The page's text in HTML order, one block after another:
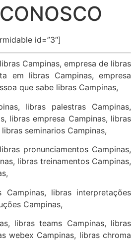
id=”3″]
Campinas, empresa de libras
em libras Campinas, empresa
que sabe libras Campinas,
libras palestras Campinas,
libras empresa Campinas, libras
seminarios Campinas,
pronunciamentos Campinas,
libras treinamentos Campinas,
Campinas, libras interpretações
Campinas,
libras teams Campinas, libras
webex Campinas, libras chroma